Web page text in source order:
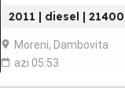
2011 | diesel |
Moreni, Dambovita
azi 05:53